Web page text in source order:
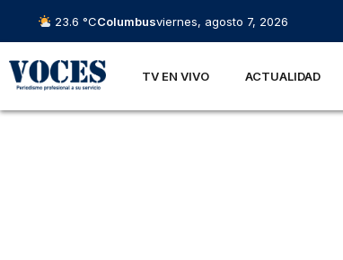
23.6 °CColumbusviernes, agosto 7, 2026
TV EN VIVO ACTUALIDAD